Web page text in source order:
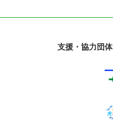
支援・協力団体